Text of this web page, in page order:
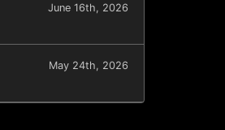
June 16th, 2026
May 24th, 2026